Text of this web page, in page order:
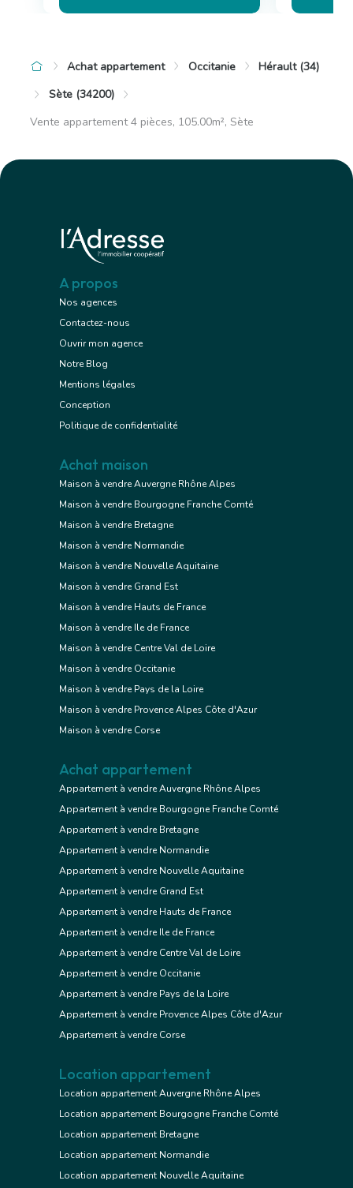
Achat appartement Occitanie
Hérault (34)
Sète (34200)
Vente appartement 4 pièces, 105.00m², Sète
A propos
Nos agences
Contactez-nous
Ouvrir mon agence
Notre Blog
Mentions légales
Conception
Politique de confidentialité
Achat maison
Maison à vendre Auvergne Rhône Alpes
Maison à vendre Bourgogne Franche Comté
Maison à vendre Bretagne
Maison à vendre Normandie
Maison à vendre Nouvelle Aquitaine
Maison à vendre Grand Est
Maison à vendre Hauts de France
Maison à vendre Ile de France
Maison à vendre Centre Val de Loire
Maison à vendre Occitanie
Maison à vendre Pays de la Loire
Maison à vendre Provence Alpes Côte d'Azur
Maison à vendre Corse
Achat appartement
Appartement à vendre Auvergne Rhône Alpes
Appartement à vendre Bourgogne Franche Comté
Appartement à vendre Bretagne
Appartement à vendre Normandie
Appartement à vendre Nouvelle Aquitaine
Appartement à vendre Grand Est
Appartement à vendre Hauts de France
Appartement à vendre Ile de France
Appartement à vendre Centre Val de Loire
Appartement à vendre Occitanie
Appartement à vendre Pays de la Loire
Appartement à vendre Provence Alpes Côte d'Azur
Appartement à vendre Corse
Location appartement
Location appartement Auvergne Rhône Alpes
Location appartement Bourgogne Franche Comté
Location appartement Bretagne
Location appartement Normandie
Location appartement Nouvelle Aquitaine